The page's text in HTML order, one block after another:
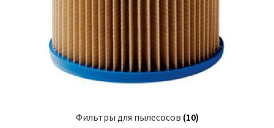
Фильтры для пылесосов (10)